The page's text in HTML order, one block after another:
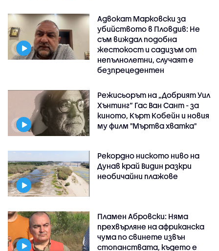
Адвокат Марковски за
убийството в Пловдив: Не
съм виждал подобна
жестокост и садизъм от
непълнолетни, случаят е
безпрецедентен
Режисьорът на „Добрият Уил
Хънтинг“ Гас Ван Сант - за
киното, Кърт Кобейн и новия
му филм "Мъртва хватка"
Рекордно ниското ниво на
Дунав край Видин разкри
необичайни плажове
Пламен Абровски: Няма
прехвърляне на африканска
чума по свинете извън
стопанствата, където е